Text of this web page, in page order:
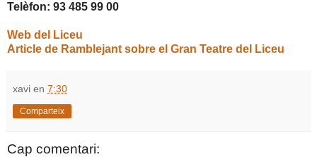
Telèfon: 93 485 99 00
Web del Liceu
Article de Ramblejant sobre el Gran Teatre del Liceu
xavi en 7:30
Comparteix
Cap comentari: